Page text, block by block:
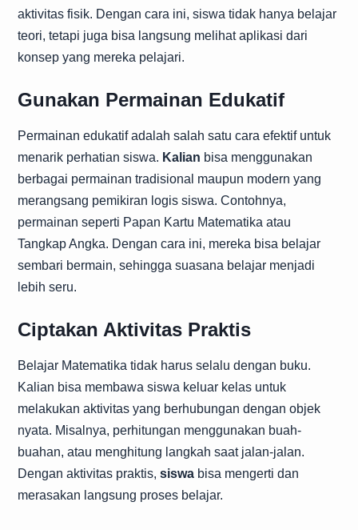
aktivitas fisik. Dengan cara ini, siswa tidak hanya belajar
teori, tetapi juga bisa langsung melihat aplikasi dari
konsep yang mereka pelajari.
Gunakan Permainan Edukatif
Permainan edukatif adalah salah satu cara efektif untuk
menarik perhatian siswa. Kalian bisa menggunakan
berbagai permainan tradisional maupun modern yang
merangsang pemikiran logis siswa. Contohnya,
permainan seperti Papan Kartu Matematika atau
Tangkap Angka. Dengan cara ini, mereka bisa belajar
sembari bermain, sehingga suasana belajar menjadi
lebih seru.
Ciptakan Aktivitas Praktis
Belajar Matematika tidak harus selalu dengan buku.
Kalian bisa membawa siswa keluar kelas untuk
melakukan aktivitas yang berhubungan dengan objek
nyata. Misalnya, perhitungan menggunakan buah-
buahan, atau menghitung langkah saat jalan-jalan.
Dengan aktivitas praktis, siswa bisa mengerti dan
merasakan langsung proses belajar.